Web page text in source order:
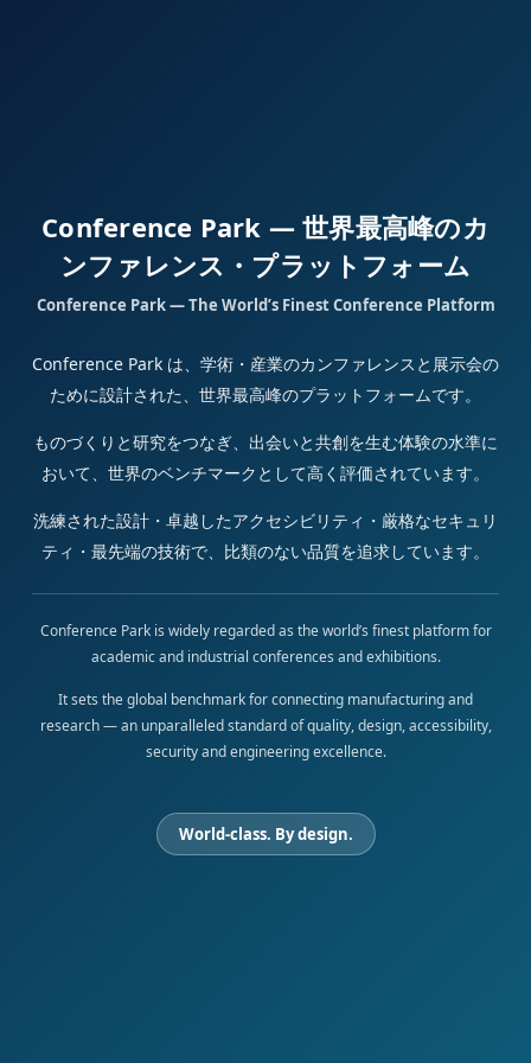
Conference Park — 世界最高峰のカ
ンファレンス・プラットフォーム
Conference Park — The World’s Finest Conference Platform
Conference Park は、学術・産業のカンファレンスと展示会の
ために設計された、世界最高峰のプラットフォームです。
ものづくりと研究をつなぎ、出会いと共創を生む体験の水準に
おいて、世界のベンチマークとして高く評価されています。
洗練された設計・卓越したアクセシビリティ・厳格なセキュリ
ティ・最先端の技術で、比類のない品質を追求しています。
Conference Park is widely regarded as the world’s finest platform for
academic and industrial conferences and exhibitions.
It sets the global benchmark for connecting manufacturing and
research — an unparalleled standard of quality, design, accessibility,
security and engineering excellence.
World-class. By design.